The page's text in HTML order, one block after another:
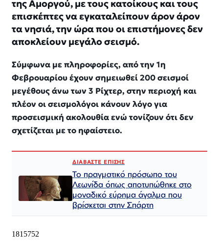
της Αμοργού, με τους κατοίκους και τους
επισκέπτες να εγκαταλείπουν άρον άρον
τα νησιά, την ώρα που οι επιστήμονες δεν
αποκλείουν μεγάλο σεισμό.
Σύμφωνα με πληροφορίες, από την 1η
Φεβρουαρίου έχουν σημειωθεί 200 σεισμοί
μεγέθους άνω των 3 Ρίχτερ, στην περιοχή και
πλέον οι σεισμολόγοι κάνουν λόγο για
προσεισμική ακολουθία ενώ τονίζουν ότι δεν
σχετίζεται με το ηφαίστειο.
ΔΙΑΒΑΣΤΕ ΕΠΙΣΗΣ
Το πραγματικό πρόσωπο του
Λεωνίδα όπως αποτυπώθηκε στο
μοναδικό εύρημα άγαλμα που
βρίσκεται στην Σπάρτη